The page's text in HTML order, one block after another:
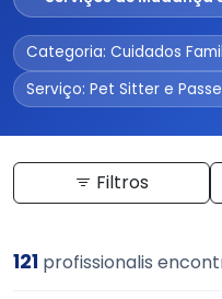
Categoria: Cuidados
Serviço: Pet Sitter e
Filtros
121 profissionalis